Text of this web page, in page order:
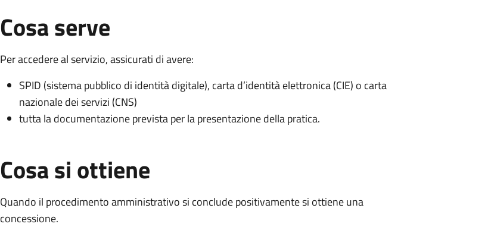
Cosa serve
Per accedere al servizio, assicurati di avere:
SPID (sistema pubblico di identità digitale), carta d’identità elettronica (CIE) o carta
nazionale dei servizi (CNS)
tutta la documentazione prevista per la presentazione della pratica.
Cosa si ottiene
Quando il procedimento amministrativo si conclude positivamente si ottiene una
concessione.